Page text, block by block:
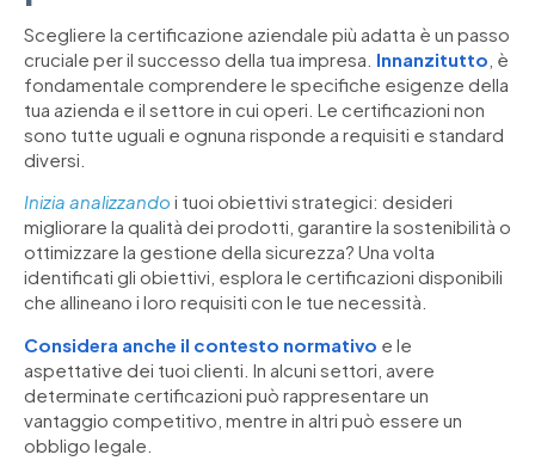
Scegliere la certificazione aziendale più adatta è un passo
cruciale per il successo della tua impresa. Innanzitutto , è
fondamentale comprendere le specifiche esigenze della
tua azienda e il settore in cui operi. Le certificazioni non
sono tutte uguali e ognuna risponde a requisiti e standard
diversi.
Inizia analizzando i tuoi obiettivi strategici: desideri
migliorare la qualità dei prodotti, garantire la sostenibilità o
ottimizzare la gestione della sicurezza? Una volta
identificati gli obiettivi, esplora le certificazioni disponibili
che allineano i loro requisiti con le tue necessità.
Considera anche il contesto normativo e le
aspettative dei tuoi clienti. In alcuni settori, avere
determinate certificazioni può rappresentare un
vantaggio competitivo, mentre in altri può essere un
obbligo legale.